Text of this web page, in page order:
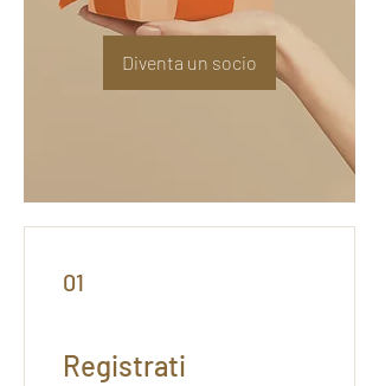
Diventa un socio
01
Registrati